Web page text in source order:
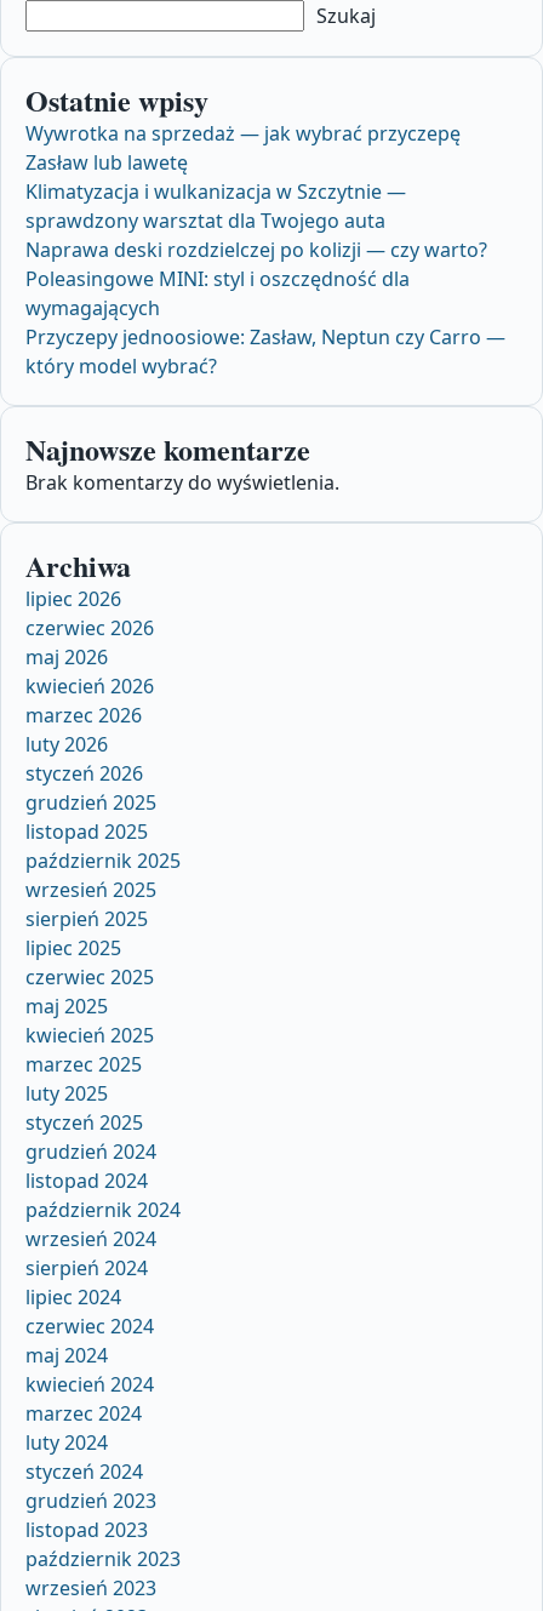
Szukaj
Ostatnie wpisy
Wywrotka na sprzedaż — jak wybrać przyczepę
Zasław lub lawetę
Klimatyzacja i wulkanizacja w Szczytnie —
sprawdzony warsztat dla Twojego auta
Naprawa deski rozdzielczej po kolizji — czy warto?
Poleasingowe MINI: styl i oszczędność dla
wymagających
Przyczepy jednoosiowe: Zasław, Neptun czy Carro —
który model wybrać?
Najnowsze komentarze
Brak komentarzy do wyświetlenia.
Archiwa
lipiec 2026
czerwiec 2026
maj 2026
kwiecień 2026
marzec 2026
luty 2026
styczeń 2026
grudzień 2025
listopad 2025
październik 2025
wrzesień 2025
sierpień 2025
lipiec 2025
czerwiec 2025
maj 2025
kwiecień 2025
marzec 2025
luty 2025
styczeń 2025
grudzień 2024
listopad 2024
październik 2024
wrzesień 2024
sierpień 2024
lipiec 2024
czerwiec 2024
maj 2024
kwiecień 2024
marzec 2024
luty 2024
styczeń 2024
grudzień 2023
listopad 2023
październik 2023
wrzesień 2023